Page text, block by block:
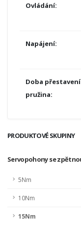
Ovládání:
Napájení:
Doba
pružina:
PRODUKTOVÉ SKUPINY
Servopohony se
5Nm
10Nm
15Nm